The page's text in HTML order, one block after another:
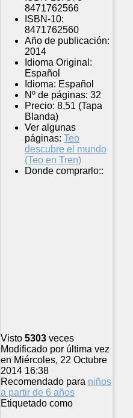
8471762566
ISBN-10:
8471762560
Año de publicación:
2014
Idioma Original:
Español
Idioma: Español
Nº de páginas: 32
Precio: 8,51 (Tapa
Blanda)
Ver algunas
páginas: Teo
descubre el mundo
(Teo en Tren)
Donde comprarlo::
Visto 5303 veces
Modificado por última vez
en Miércoles, 22 Octubre
2014 16:38
Recomendado para niños
a partir de 6 años
Etiquetado como